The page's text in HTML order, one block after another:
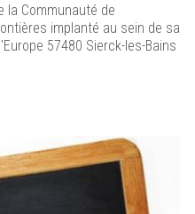
la Communauté de
implanté au sein de sa
57480 Sierck-les-Bains